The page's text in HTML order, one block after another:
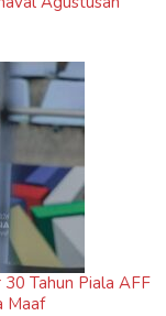
Tahun Piala AFF
Maaf